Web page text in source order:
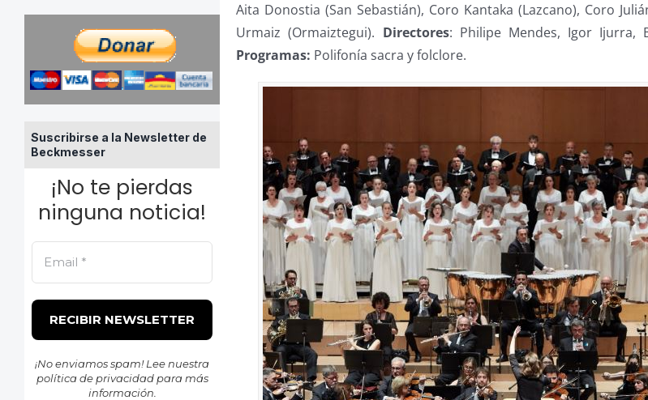
Suscribirse a la Newsletter de
Beckmesser
¡No te pierdas
ninguna noticia!
¡No enviamos spam! Lee nuestra
política de privacidadpara más
información.
Aita Donostia (San Sebastián), Coro Kantaka (Lazcano), Coro
Urmaiz (Ormaiztegui). Directores: Philipe Mendes, Igor Ijurra,
Programas: Polifonía sacra y folclore.